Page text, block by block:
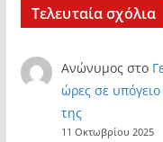
Τελευταία σχόλια
Ανώνυμος στο
ώρες σε
της
11 Οκτωβρίου 2025